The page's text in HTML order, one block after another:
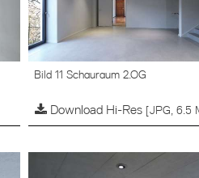
Bild 11 Schauraum 2.OG
Download Hi-Res [JPG, 6.5